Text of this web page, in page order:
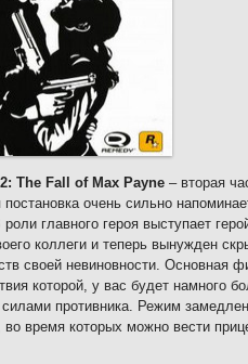
The Fall of Max Payne – вторая
постановка очень сильно
главного героя выступает
коллеги и теперь вынужден
своей невиновности. Основная
которой, у вас будет намного
силами противника. Режим
во время которых можно вести